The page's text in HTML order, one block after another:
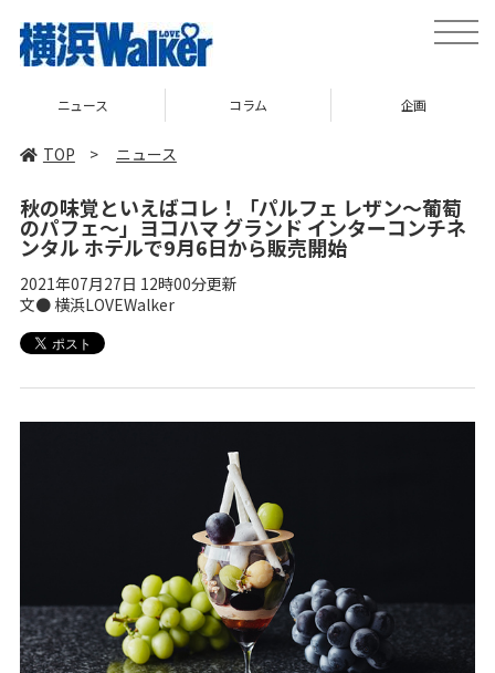
toggle
ニュース コラム 企画
TOP > ニュース
秋の味覚といえばコレ！「パルフェ レザン～葡萄
のパフェ～」ヨコハマ グランド インターコンチネ
ンタル ホテルで9月6日から販売開始
2021年07月27日 12時00分更新
文● 横浜LOVEWalker